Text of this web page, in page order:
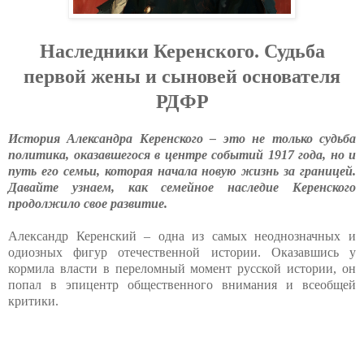
Наследники Керенского. Судьба
первой жены и сыновей основателя
РДФР
История Александра Керенского – это не только судьба
политика, оказавшегося в центре событий 1917 года, но и
путь его семьи, которая начала новую жизнь за границей.
Давайте узнаем, как семейное наследие Керенского
продолжило свое развитие.
Александр Керенский – одна из самых неоднозначных и
одиозных фигур отечественной истории. Оказавшись у
кормила власти в переломный момент русской истории, он
попал в эпицентр общественного внимания и всеобщей
критики.